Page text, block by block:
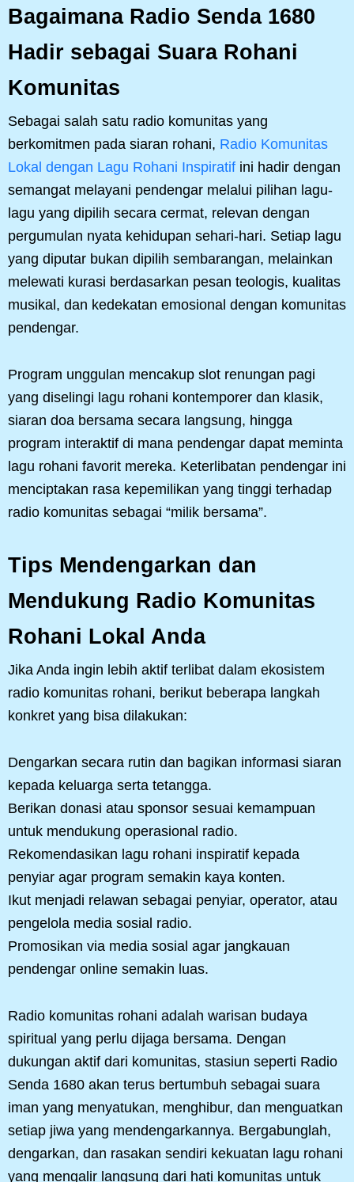
Bagaimana Radio Senda 1680
Hadir sebagai Suara Rohani
Komunitas
Sebagai salah satu radio komunitas yang
berkomitmen pada siaran rohani, Radio Komunitas
Lokal dengan Lagu Rohani Inspiratif ini hadir dengan
semangat melayani pendengar melalui pilihan lagu-
lagu yang dipilih secara cermat, relevan dengan
pergumulan nyata kehidupan sehari-hari. Setiap lagu
yang diputar bukan dipilih sembarangan, melainkan
melewati kurasi berdasarkan pesan teologis, kualitas
musikal, dan kedekatan emosional dengan komunitas
pendengar.
Program unggulan mencakup slot renungan pagi
yang diselingi lagu rohani kontemporer dan klasik,
siaran doa bersama secara langsung, hingga
program interaktif di mana pendengar dapat meminta
lagu rohani favorit mereka. Keterlibatan pendengar ini
menciptakan rasa kepemilikan yang tinggi terhadap
radio komunitas sebagai “milik bersama”.
Tips Mendengarkan dan
Mendukung Radio Komunitas
Rohani Lokal Anda
Jika Anda ingin lebih aktif terlibat dalam ekosistem
radio komunitas rohani, berikut beberapa langkah
konkret yang bisa dilakukan:
Dengarkan secara rutin dan bagikan informasi siaran
kepada keluarga serta tetangga.
Berikan donasi atau sponsor sesuai kemampuan
untuk mendukung operasional radio.
Rekomendasikan lagu rohani inspiratif kepada
penyiar agar program semakin kaya konten.
Ikut menjadi relawan sebagai penyiar, operator, atau
pengelola media sosial radio.
Promosikan via media sosial agar jangkauan
pendengar online semakin luas.
Radio komunitas rohani adalah warisan budaya
spiritual yang perlu dijaga bersama. Dengan
dukungan aktif dari komunitas, stasiun seperti Radio
Senda 1680 akan terus bertumbuh sebagai suara
iman yang menyatukan, menghibur, dan menguatkan
setiap jiwa yang mendengarkannya. Bergabunglah,
dengarkan, dan rasakan sendiri kekuatan lagu rohani
yang mengalir langsung dari hati komunitas untuk